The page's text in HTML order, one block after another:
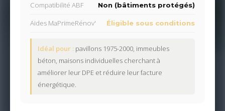
Compatibilité ABF Non (bâtiments protégés)
Aides MaPrimeRénov' Éligible sous conditions
Idéal pour : pavillons 1975-2000, immeubles
béton, maisons individuelles cherchant à
améliorer leur DPE et réduire leur facture
énergétique.